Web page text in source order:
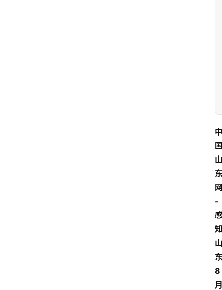
中
国
山
东
网
-
感
知
山
东
8
月